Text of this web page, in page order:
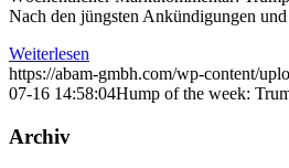
Nach den jüngsten Ankündigungen
Weiterlesen
https://abam-gmbh.com/wp-content/
07-16 14:58:04Hump of the week:
Archiv